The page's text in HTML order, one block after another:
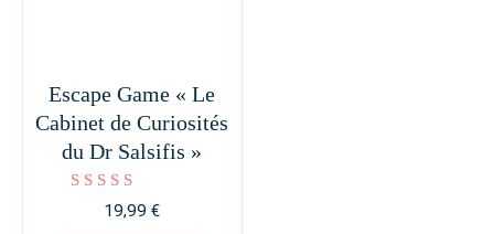
Escape Game « Le
Cabinet de Curiosités
du Dr Salsifis »
Note
4.84
19,99€